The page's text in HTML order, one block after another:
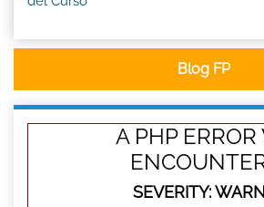
Blog FP
A PHP ERROR
SEVERITY: